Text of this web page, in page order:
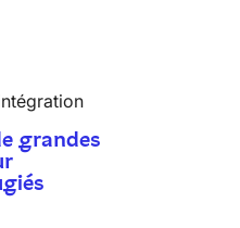
grandes